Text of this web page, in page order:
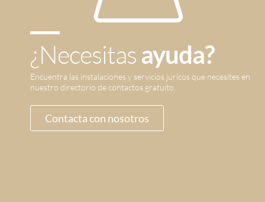
¿Necesitasayuda?
Encuentra las instalaciones y servicios jurícos que necesites en
nuestro directorio de contactos gratuito.
Contacta con nosotros